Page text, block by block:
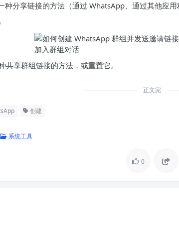
种分享链接的方法（通过 WhatsApp、通过其他应
共享群组链接的方法，或重置它。
正文完
创建
系统工具
0